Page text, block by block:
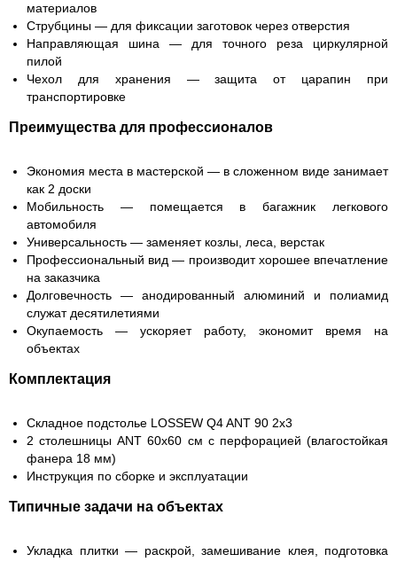
материалов
Струбцины — для фиксации заготовок через отверстия
Направляющая шина — для точного реза циркулярной
пилой
Чехол для хранения — защита от царапин при
транспортировке
Преимущества для профессионалов
Экономия места в мастерской — в сложенном виде занимает
как 2 доски
Мобильность — помещается в багажник легкового
автомобиля
Универсальность — заменяет козлы, леса, верстак
Профессиональный вид — производит хорошее впечатление
на заказчика
Долговечность — анодированный алюминий и полиамид
служат десятилетиями
Окупаемость — ускоряет работу, экономит время на
объектах
Комплектация
Складное подстолье LOSSEW Q4 ANT 90 2x3
2 столешницы ANT 60x60 см с перфорацией (влагостойкая
фанера 18 мм)
Инструкция по сборке и эксплуатации
Типичные задачи на объектах
Укладка плитки — раскрой, замешивание клея, подготовка